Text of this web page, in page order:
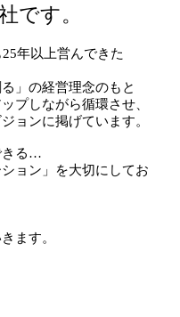
です。
25年以上営んできた
」の経営理念のもと
プしながら循環させ、
ョンに掲げています。
きる…
ョン」を大切にしてお
ます。